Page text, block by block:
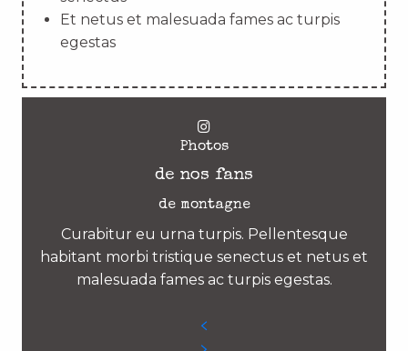
Et netus et malesuada fames ac turpis
egestas
Photos
de nos fans
de montagne
Curabitur eu urna turpis. Pellentesque
habitant morbi tristique senectus et netus et
malesuada fames ac turpis egestas.